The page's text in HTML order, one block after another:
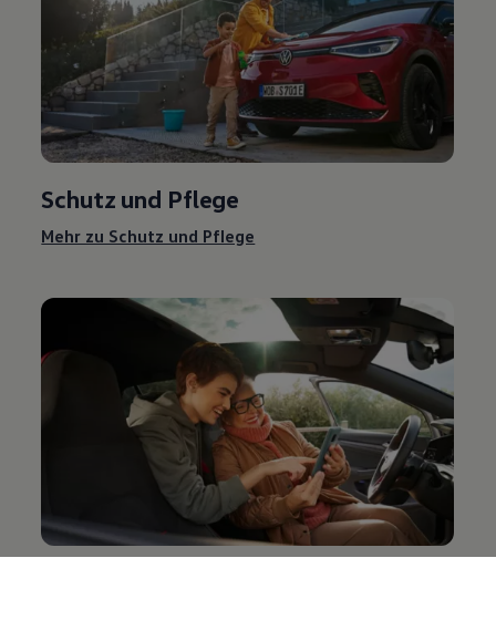
Schutz und Pflege
Mehr zu Schutz und Pflege